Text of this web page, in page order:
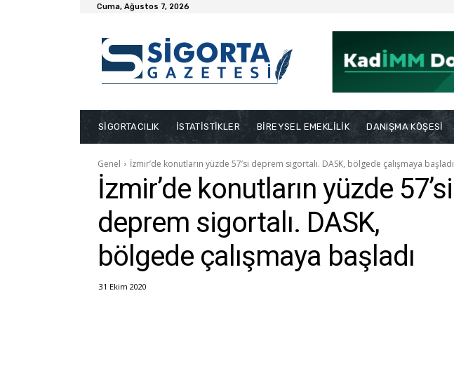
Cuma, Ağustos 7, 2026
SİGORTACILIK İSTATİSTİKLER BİREYSEL EMEKLİLİK DANIŞMA KÖŞESİ
Genel İzmir’de konutların yüzde 57’si deprem sigortalı. DASK, bölgede çalışmaya başladı
İzmir’de konutların yüzde 57’si
deprem sigortalı. DASK,
bölgede çalışmaya başladı
31 Ekim 2020